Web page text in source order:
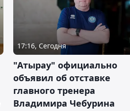
17:16, Сегодня
"Атырау" официально
объявил об отставке
главного тренера
Владимира Чебурина